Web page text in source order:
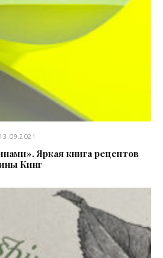
13.09.2021
Яркая книга рецептов
Кинг